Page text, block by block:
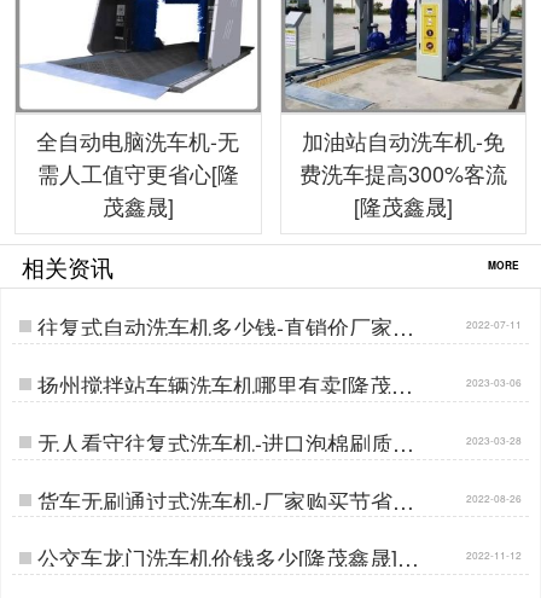
全自动电脑洗车机-无
需人工值守更省心[隆
茂鑫晟]
加油站自动洗车机-免
费洗车提高300%客流
[隆茂鑫晟]
相关资讯 MORE
往复式自动洗车机多少钱-直销价厂家在
这里[隆茂鑫晟]…
2022-07-11
扬州搅拌站车辆洗车机哪里有卖[隆茂鑫
晟]…
2023-03-06
无人看守往复式洗车机-进口泡棉刷质保
五年不伤漆[隆茂鑫晟]…
2023-03-28
货车无刷通过式洗车机-厂家购买节省差
价30%[隆茂鑫晟]…
2022-08-26
公交车龙门洗车机价钱多少[隆茂鑫晟]… 2022-11-12